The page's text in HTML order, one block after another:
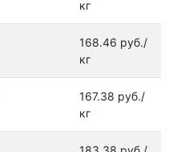
кг
168.46 руб./
кг
167.38 руб./
кг